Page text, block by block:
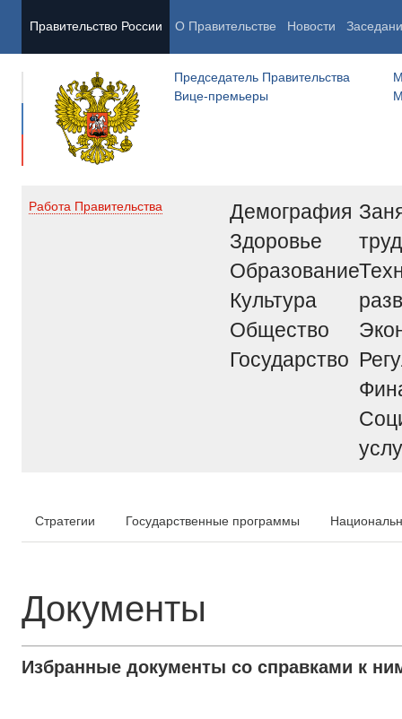
Правительство России О Правительстве Новости
Председатель Правительства
Вице-премьеры
Работа Правительства
Демография
Здоровье
Образование
Культура
Общество
Государство
труд
Стратегии Государственные программы
Документы
Избранные документы со справками к